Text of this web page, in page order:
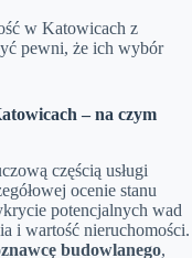
w Katowicach z
pewni, że ich wybór
– na czym
częścią usługi
ocenie stanu
potencjalnych wad
i wartość nieruchomości.
budowlanego,